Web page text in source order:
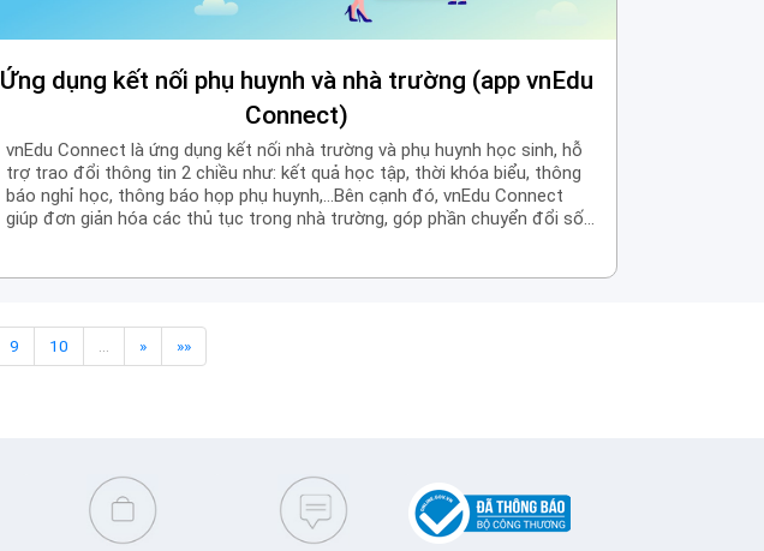
Ứng dụng kết nối phụ huynh và nhà trường (app vnEdu
Connect)
vnEdu Connect là ứng dụng kết nối nhà trường và phụ huynh học sinh, hỗ
trợ trao đổi thông tin 2 chiều như: kết quả học tập, thời khóa biểu, thông
báo nghỉ học, thông báo họp phụ huynh,…Bên cạnh đó, vnEdu Connect
giúp đơn giản hóa các thủ tục trong nhà trường, góp phần chuyển đổi số
9 10 » »»